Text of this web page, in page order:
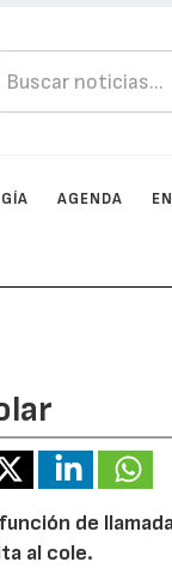
AGENDA
de
al cole.